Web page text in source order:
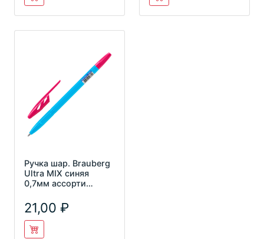
Ручка шар. Brauberg
Ultra MIX синяя
0,7мм ассорти
21,00